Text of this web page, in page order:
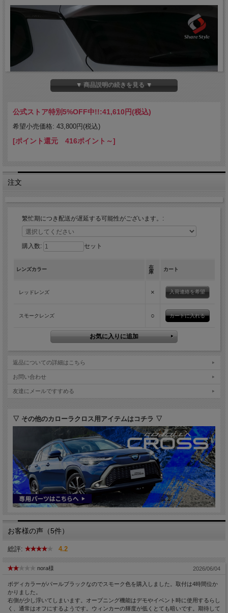
▼ 商品説明の続きを見る ▼
公式ストア特別5%OFF中!!:41,610円(税込)
希望小売価格: 43,800円(税込)
[ポイント還元 416ポイント～]
注文
繁忙期につき配送が遅延する可能性がございます。:
購入数: セット
レンズカラー
在
庫
カート
レッドレンズ × 入荷連絡を希望
スモークレンズ ○
返品についての詳細はこちら
お問い合わせ
友達にメールですすめる
▽ その他のカローラクロス用アイテムはコチラ ▽
お客様の声（5件）
総評: 4.2
nora様 2026/06/04
ボディカラーがパールブラックなのでスモーク色を購入しました。取付は4時間位か
かりました。
右側が少し浮いてしまいます。オープニング機能はデモやイベント時に使用するらし
く、通常はオフにするようです。ウィンカーの輝度が低くとても暗いです。期待して